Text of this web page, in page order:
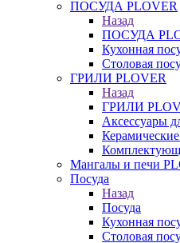
ПОСУДА PLOVER
Назад
ПОСУДА
Кухонная
Столовая
ГРИЛИ PLOVER
Назад
ГРИЛИ
Аксессуары
Мангалы и печи
Посуда
Назад
Посуда
Кухонная
Столовая